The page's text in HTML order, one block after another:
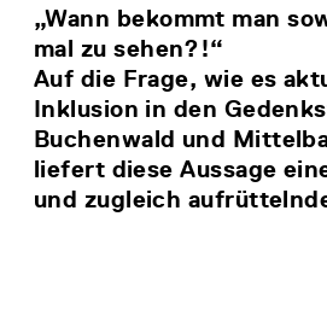
„Wann bekommt man
mal zu sehen?!“
Auf die Frage, wie es
Inklusion in den
Buchenwald und
liefert diese Aussage
und zugleich